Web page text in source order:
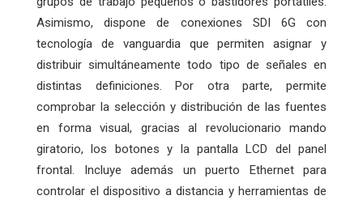
Asimismo, dispone de conexiones SDI 6G con
tecnología de vanguardia que permiten asignar y
distribuir simultáneamente todo tipo de señales en
distintas definiciones. Por otra parte, permite
comprobar la selección y distribución de las fuentes
en forma visual, gracias al revolucionario mando
giratorio, los botones y la pantalla LCD del panel
frontal. Incluye además un puerto Ethernet para
controlar el dispositivo a distancia y herramientas de